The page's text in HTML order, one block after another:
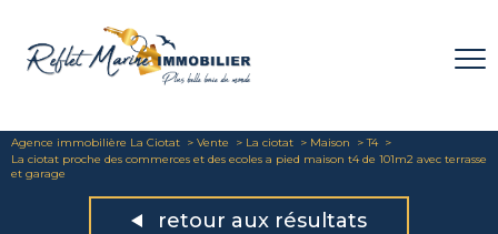
Agence immobilière La Ciotat Vente La ciotat Maison
T4
La ciotat proche des commerces et des ecoles a pied maison t4 de 101m2 avec terrasse
et garage
retour aux résultats